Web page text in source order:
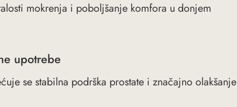
mokrenja i poboljšanje komfora u donjem
upotrebe
se stabilna podrška prostate i značajno olakšanje